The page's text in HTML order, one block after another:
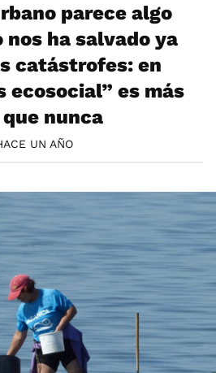
parece algo
nos ha salvado ya
catástrofes: en
ecosocial” es más
nunca
UN AÑO